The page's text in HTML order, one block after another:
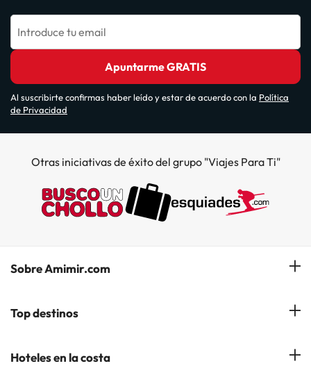
Introduce tu email
Apuntarme GRATIS
Al suscribirte confirmas haber leído y estar de acuerdo con la Política
de Privacidad
Otras iniciativas de éxito del grupo "Viajes Para Ti"
Sobre Amimir.com
¿Quiénes somos?
Gestionar mi reserva
Top destinos
Hoteles en Salou
Hoteles en la costa